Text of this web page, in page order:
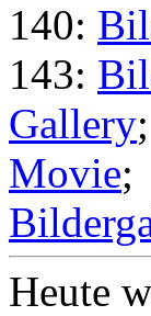
140:
143:
Gallery
Movie;
Heute